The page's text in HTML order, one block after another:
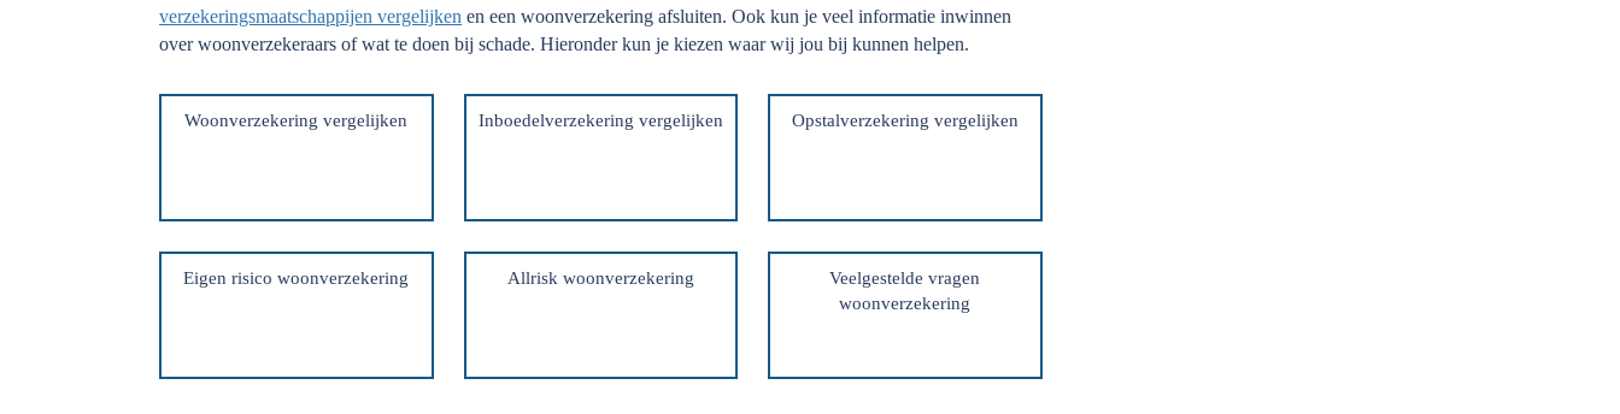
verzekeringsmaatschappijen vergelijken en een woonverzekering afsluiten. Ook kun je veel informatie inwinnen
over woonverzekeraars of wat te doen bij schade. Hieronder kun je kiezen waar wij jou bij kunnen helpen.
Woonverzekering vergelijken Inboedelverzekering vergelijken Opstalverzekering vergelijken
Eigen risico woonverzekering Allrisk woonverzekering
Veelgestelde vragen
woonverzekering